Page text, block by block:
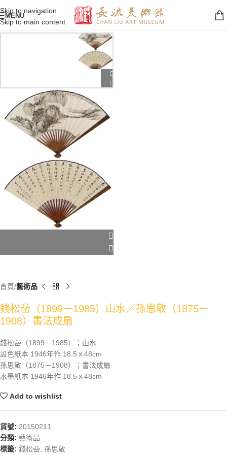
Skip to navigation
Skip to main content
MENU
首頁 藝術品
錢松喦（1899－1985）山水／孫思敬（1875－
1908）書法成扇
錢松喦（1899－1985）；山水
設色紙本 1946年作 18.5ｘ48cm
孫思敬（1875－1908）；書法成扇
水墨紙本 1946年作 18.5ｘ48cm
Add to wishlist
貨號: 20150211
分類: 藝術品
標籤: 錢松喦 孫思敬